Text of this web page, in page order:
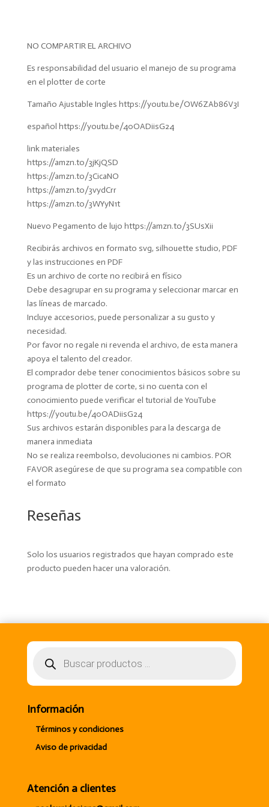
NO COMPARTIR EL ARCHIVO
Es responsabilidad del usuario el manejo de su programa
en el plotter de corte
Tamaño Ajustable Ingles https://youtu.be/OW6ZAb86V3I
español https://youtu.be/40OADiisG24
link materiales
https://amzn.to/3jKjQSD
https://amzn.to/3CicaNO
https://amzn.to/3vydCrr
https://amzn.to/3WYyN1t
Nuevo Pegamento de lujo https://amzn.to/3SUsXii
Recibirás archivos en formato svg, silhouette studio, PDF
y las instrucciones en PDF
Es un archivo de corte no recibirá en físico
Debe desagrupar en su programa y seleccionar marcar en
las líneas de marcado.
Incluye accesorios, puede personalizar a su gusto y
necesidad.
Por favor no regale ni revenda el archivo, de esta manera
apoya el talento del creador.
El comprador debe tener conocimientos básicos sobre su
programa de plotter de corte, si no cuenta con el
conocimiento puede verificar el tutorial de YouTube
https://youtu.be/40OADiisG24
Sus archivos estarán disponibles para la descarga de
manera inmediata
No se realiza reembolso, devoluciones ni cambios. POR
FAVOR asegúrese de que su programa sea compatible con
el formato
Reseñas
Solo los usuarios registrados que hayan comprado este
producto pueden hacer una valoración.
productos
Información
Términos y condiciones
Aviso de privacidad
Atención a clientes